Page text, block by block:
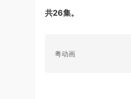
共26集。
粤动画